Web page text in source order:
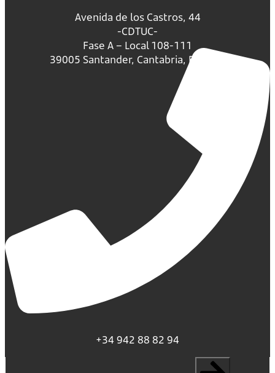
Avenida de los Castros, 44
-CDTUC-
Fase A – Local 108-111
39005 Santander, Cantabria, España.
+34 942 88 82 94